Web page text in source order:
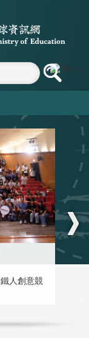
人創意競